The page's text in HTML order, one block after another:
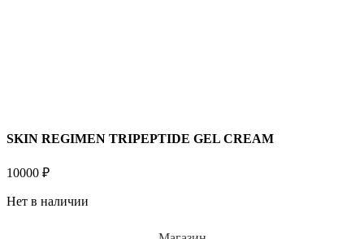
SKIN REGIMEN TRIPEPTIDE GEL CREAM
10000 ₽
Нет в наличии